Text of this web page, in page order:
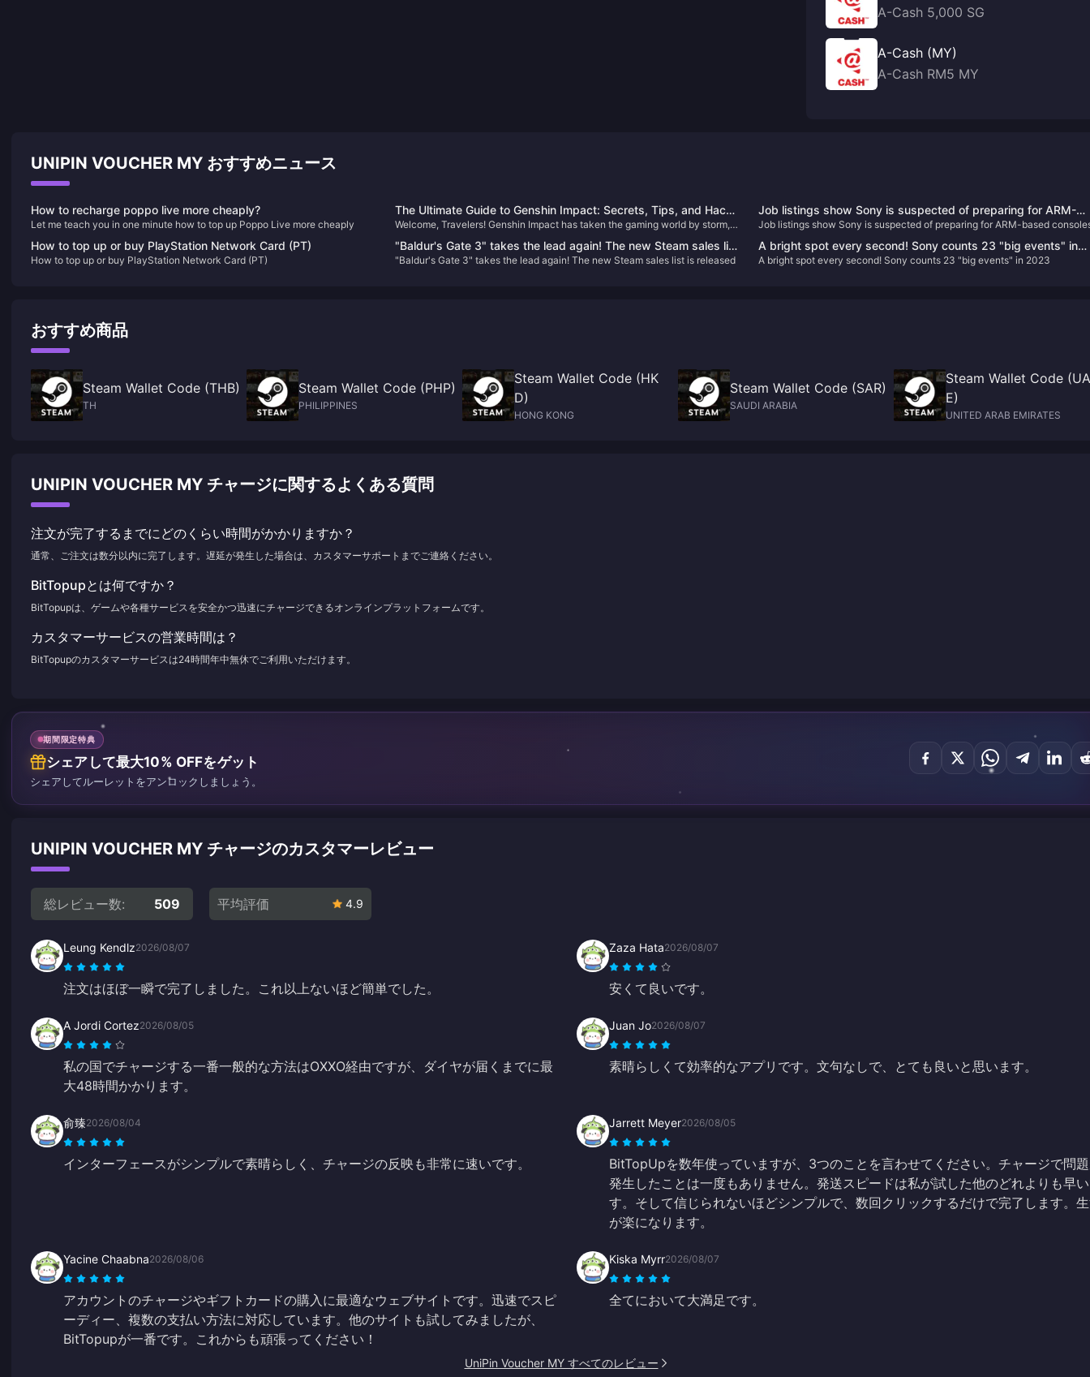
A-Cash 5,000 SG
A-Cash (MY)
A-Cash RM5 MY
UNIPIN VOUCHER MY おすすめニュース
How to recharge poppo live more cheaply?
Let me teach you in one minute how to top up Poppo Live more cheaply
The Ultimate Guide to Genshin Impact: Secrets, Tips, and Hacks
to Boost Your Gameplay!
Welcome, Travelers! Genshin Impact has taken the gaming world by storm,
characters, and epic adventures. But are you truly making the most of your
Teyvat journey? Whether you're a seasoned player or just starting, this
Job listings show Sony is suspected of preparing for ARM-
based consoles
Job listings show Sony is suspected of preparing for ARM-based
How to top up or buy PlayStation Network Card (PT)
How to top up or buy PlayStation Network Card (PT)
"Baldur's Gate 3" takes the lead again! The new Steam sales list
is released
"Baldur's Gate 3" takes the lead again! The new Steam sales list is released
A bright spot every second! Sony counts 23 "big events" in
2023
A bright spot every second! Sony counts 23 "big events" in 2023
おすすめ商品
Steam Wallet Code (THB)
TH
Steam Wallet Code (PHP)
PHILIPPINES
Steam Wallet Code (HK
D)
HONG KONG
Steam Wallet Code (SAR)
SAUDI ARABIA
Steam Wallet Code (UA
E)
UNITED ARAB EMIRATES
UNIPIN VOUCHER MY チャージに関するよくある質問
注文が完了するまでにどのくらい時間がかかりますか？
通常、ご注文は数分以内に完了します。遅延が発生した場合は、カスタマーサポートまでご連絡ください。
BitTopupとは何ですか？
BitTopupは、ゲームや各種サービスを安全かつ迅速にチャージできるオンラインプラットフォームです。
カスタマーサービスの営業時間は？
BitTopupのカスタマーサービスは24時間年中無休でご利用いただけます。
期間限定特典
シェアして最大10% OFFをゲット
シェアしてルーレットをアンロックしましょう。
UNIPIN VOUCHER MY チャージのカスタマーレビュー
総レビュー数: 509 平均評価 4.9
Leung Kendlz2026/08/07
注文はほぼ一瞬で完了しました。これ以上ないほど簡単でした。
Zaza Hata2026/08/07
安くて良いです。
A Jordi Cortez2026/08/05
私の国でチャージする一番一般的な方法はOXXO経由ですが、ダイヤが届くまでに最
大48時間かかります。
Juan Jo2026/08/07
素晴らしくて効率的なアプリです。文句なしで、とても良いと思います。
俞臻2026/08/04
インターフェースがシンプルで素晴らしく、チャージの反映も非常に速いです。
Jarrett Meyer2026/08/05
BitTopUpを数年使っていますが、3つのことを言わせてください。チャージで問
発生したことは一度もありません。発送スピードは私が試した他のどれよりも早
す。そして信じられないほどシンプルで、数回クリックするだけで完了します。
が楽になります。
Yacine Chaabna2026/08/06
アカウントのチャージやギフトカードの購入に最適なウェブサイトです。迅速でスピ
ーディー、複数の支払い方法に対応しています。他のサイトも試してみましたが、
BitTopupが一番です。これからも頑張ってください！
Kiska Myrr2026/08/07
全てにおいて大満足です。
UniPin Voucher MY すべてのレビュー